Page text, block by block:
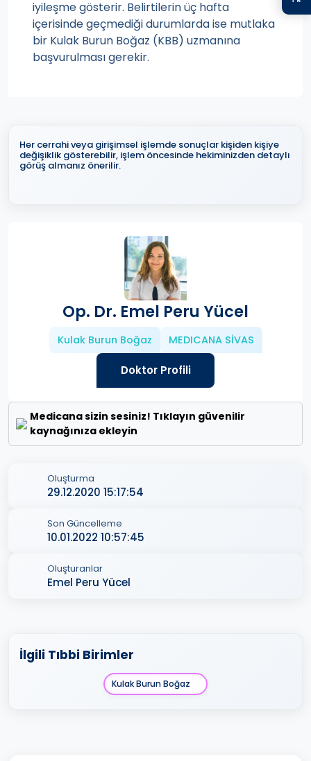
iyileşme gösterir. Belirtilerin üç hafta
içerisinde geçmediği durumlarda ise mutlaka
bir Kulak Burun Boğaz (KBB) uzmanına
başvurulması gerekir.
Her cerrahi veya girişimsel işlemde sonuçlar kişiden kişiye
değişiklik gösterebilir, işlem öncesinde hekiminizden detaylı
görüş almanız önerilir.
Op. Dr. Emel Peru Yücel
Kulak Burun Boğaz MEDICANA SİVAS
Doktor Profili
Medicana sizin sesiniz! Tıklayın güvenilir
kaynağınıza ekleyin
Oluşturma
29.12.2020 15:17:54
Son Güncelleme
10.01.2022 10:57:45
Oluşturanlar
Emel Peru Yücel
İlgili Tıbbi Birimler
Kulak Burun Boğaz